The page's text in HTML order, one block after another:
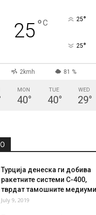
25°C 25°
25°
2kmh 81 %
MON
40°
TUE
40°
WED
29°
Турција денеска ги добива
ракетните системи С-400,
тврдат тамошните медиуми
July 9, 2019